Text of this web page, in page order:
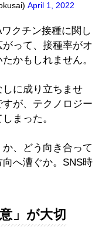
April 1, 2022
クチン接種に関し
って、接種率がオ
かもしれません。
に成り立ちませ
が、テクノロジー
まった。
、どう向き合って
へ漕ぐか。SNS時
」が大切